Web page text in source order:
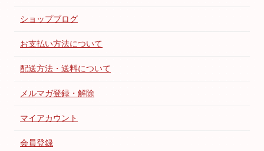
ショップブログ
お支払い方法について
配送方法・送料について
メルマガ登録・解除
マイアカウント
会員登録